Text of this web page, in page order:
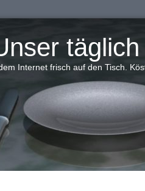
Internet frisch auf den Tisch.